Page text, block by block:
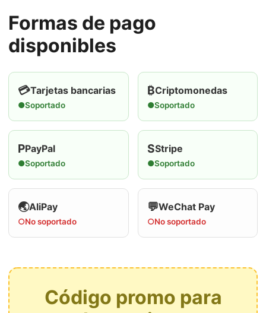
Formas de pago
disponibles
💳Tarjetas bancarias
●Soportado
₿Criptomonedas
●Soportado
PPayPal
●Soportado
SStripe
●Soportado
🌏AliPay
○No soportado
💬WeChat Pay
○No soportado
Código promo para